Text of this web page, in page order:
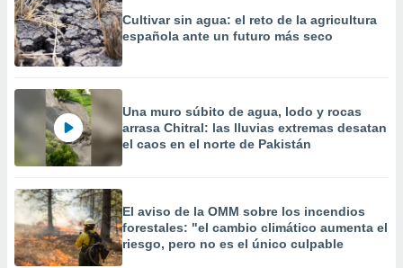
Cultivar sin agua: el reto de la agricultura
española ante un futuro más seco
Una muro súbito de agua, lodo y rocas
arrasa Chitral: las lluvias extremas desatan
el caos en el norte de Pakistán
El aviso de la OMM sobre los incendios
forestales: "el cambio climático aumenta el
riesgo, pero no es el único culpable